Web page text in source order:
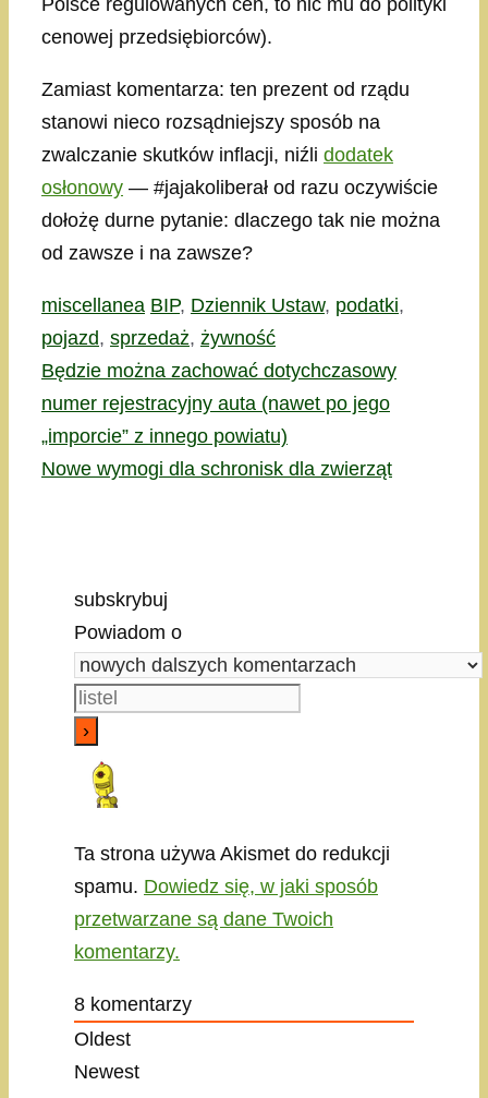
Polsce regulowanych cen, to nic mu do polityki
cenowej przedsiębiorców).
Zamiast komentarza: ten prezent od rządu
stanowi nieco rozsądniejszy sposób na
zwalczanie skutków inflacji, niźli dodatek
osłonowy — #jajakoliberał od razu oczywiście
dołożę durne pytanie: dlaczego tak nie można
od zawsze i na zawsze?
Kategorie
miscellanea Tagi
BIP, Dziennik Ustaw, podatki,
pojazd, sprzedaż, żywność
Będzie można zachować dotychczasowy
numer rejestracyjny auta (nawet po jego
„imporcie” z innego powiatu)
Nowe wymogi dla schronisk dla zwierząt
subskrybuj
Powiadom o
Ta strona używa Akismet do redukcji
spamu. Dowiedz się, w jaki sposób
przetwarzane są dane Twoich
komentarzy.
8 komentarzy
Oldest
Newest